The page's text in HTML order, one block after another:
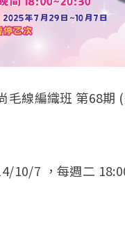
毛線編織班 第68期
10/7 ，每週二